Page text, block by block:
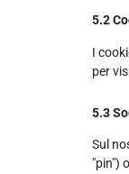
5.2
I
per
5.3
Sul
"pin")